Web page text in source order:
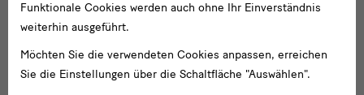
Staatliche Kunstsammlungen Dresden, Inv. no. / Inv. Nr. A 34821
(Photo: Andreas Diesend)
Creation / Schöpfung
Funktionale Cookies werden auch ohne Ihr Einverständnis
weiterhin ausgeführt.
Möchten Sie die verwendeten Cookies anpassen, erreichen
Sie die Einstellungen über die Schaltfläche "Auswählen".